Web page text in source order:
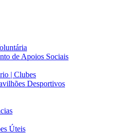
de Apoios Sociais
| Clubes
Desportivos
Úteis